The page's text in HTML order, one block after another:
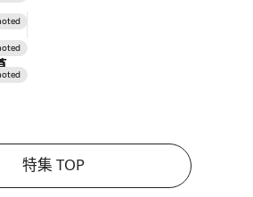
特集 TOP